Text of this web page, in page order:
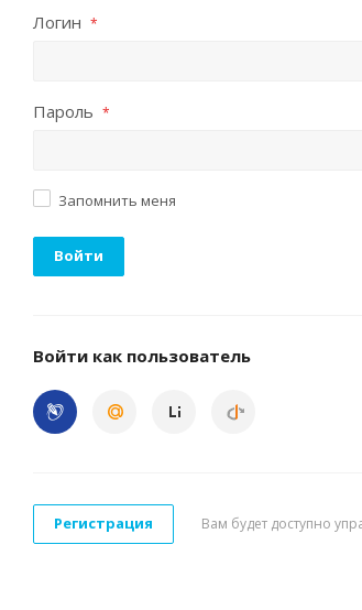
Логин *
Пароль *
Запомнить меня
Войти
Войти как пользователь
Регистрация Вам будет доступно